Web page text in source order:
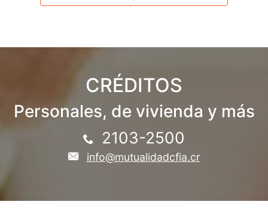
CRÉDITOS
Personales, de vivienda y más
2103-2500
info@mutualidadcfia.cr